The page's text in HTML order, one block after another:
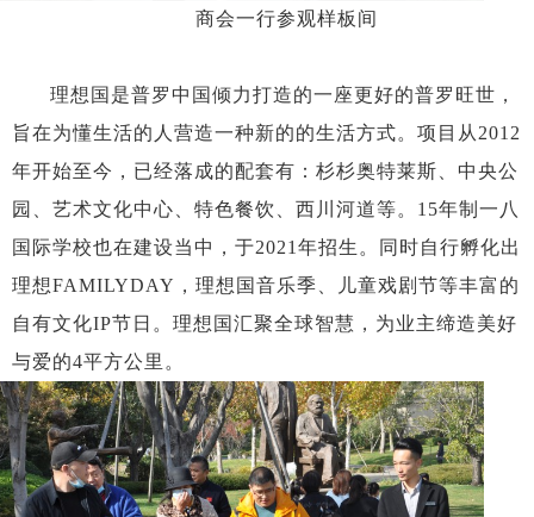
商会一行参观样板间
理想国是普罗中国倾力打造的一座更好的普罗旺世，
旨在为懂生活的人营造一种新的的生活方式。项目从2012
年开始至今，已经落成的配套有：杉杉奥特莱斯、中央公
园、艺术文化中心、特色餐饮、西川河道等。15年制一八
国际学校也在建设当中，于2021年招生。同时自行孵化出
理想FAMILYDAY，理想国音乐季、儿童戏剧节等丰富的
自有文化IP节日。理想国汇聚全球智慧，为业主缔造美好
与爱的4平方公里。